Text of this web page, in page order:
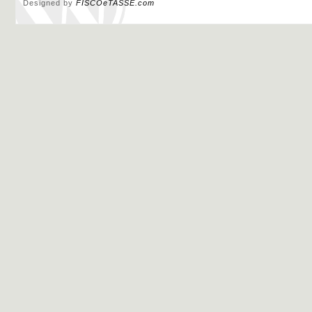
Designed by FISCOeTASSE.com